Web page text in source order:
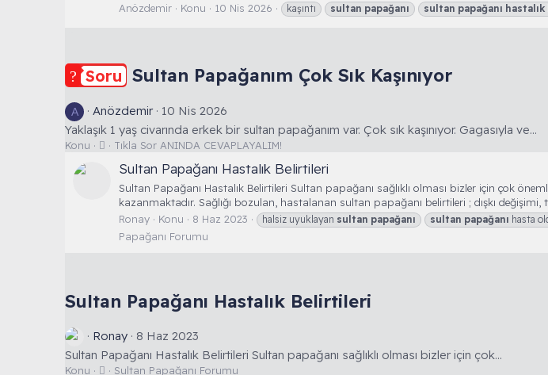
Anözdemir
Konu 10 Nis 2026 kaşıntı sultan papağanı sultan papağanı hastalık
Soru Sultan Papağanım Çok Sık Kaşınıyor
A Anözdemir
10 Nis 2026
Yaklaşık 1 yaş civarında erkek bir sultan papağanım var. Çok sık kaşınıyor. Gagasıyla ve...
Konu
S Tıkla Sor ANINDA CEVAPLAYALIM!
Sultan Papağanı Hastalık Belirtileri
Sultan Papağanı Hastalık Belirtileri Sultan papağanı sağlıklı olması bizler için çok
kazanmaktadır. Sağlığı bozulan, hastalanan sultan papağanı belirtileri ; dışkı
Ronay
Konu 8 Haz 2023 halsiz uyuklayan sultan papağanı sultan papağanı hasta
Papağanı Forumu
Sultan Papağanı Hastalık Belirtileri
Ronay
8 Haz 2023
Sultan Papağanı Hastalık Belirtileri Sultan papağanı sağlıklı olması bizler için çok...
Konu
T Sultan Papağanı Forumu